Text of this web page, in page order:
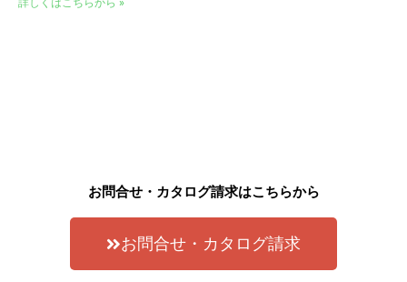
詳しくはこちらから »
お問合せ・カタログ請求はこちらから
お問合せ・カタログ請求